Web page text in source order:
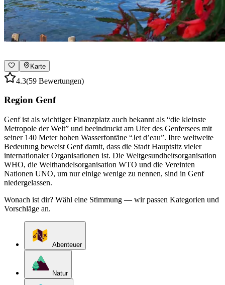
Karte
4.3(59 Bewertungen)
Region Genf
Genf ist als wichtiger Finanzplatz auch bekannt als “die kleinste
Metropole der Welt” und beeindruckt am Ufer des Genfersees mit
seiner 140 Meter hohen Wasserfontäne “Jet d’eau”. Ihre weltweite
Bedeutung beweist Genf damit, dass die Stadt Hauptsitz vieler
internationaler Organisationen ist. Die Weltgesundheitsorganisation
WHO, die Welthandelsorganisation WTO und die Vereinten
Nationen UNO, um nur einige wenige zu nennen, sind in Genf
niedergelassen.
Wonach ist dir? Wähl eine Stimmung — wir passen Kategorien und
Vorschläge an.
Abenteuer
Natur